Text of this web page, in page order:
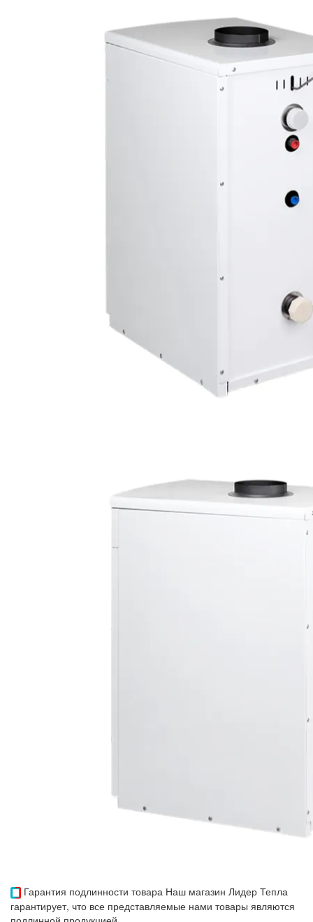
Гарантия подлинности товара Наш магазин Лидер Тепла
гарантирует, что все представляемые нами товары являются